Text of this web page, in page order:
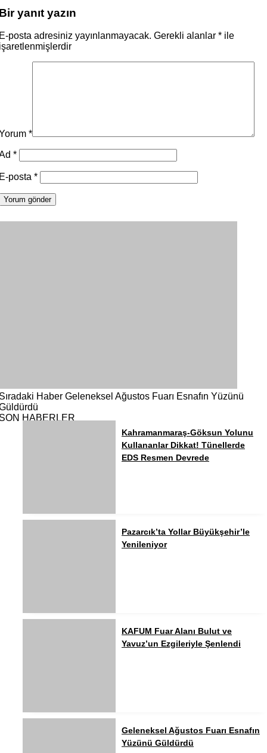
yanıt yazın
posta adresiniz yayınlanmayacak. Gerekli alanlar * ile
*
*
posta *
Haber Geleneksel Ağustos Fuarı Esnafın Yüzünü
HABERLER
Kahramanmaraş-Göksun Yolunu
Kullananlar Dikkat! Tünellerde
EDS Resmen Devrede
Pazarcık’ta Yollar Büyükşehir’le
Yenileniyor
KAFUM Fuar Alanı Bulut ve
Yavuz’un Ezgileriyle Şenlendi
Geleneksel Ağustos Fuarı Esnafın
Yüzünü Güldürdü